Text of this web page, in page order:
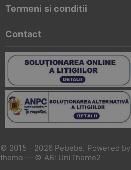
Termeni si conditii
Contact
© 2015 - 2026 Pebebe. Powered by
theme — © AB: UniTheme2